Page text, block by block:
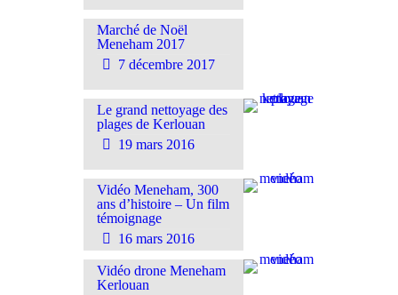
Marché de Noël
Meneham 2017
7 décembre 2017
Le grand nettoyage des
plages de Kerlouan
19 mars 2016
Vidéo Meneham, 300
ans d’histoire – Un film
témoignage
16 mars 2016
Vidéo drone Meneham
Kerlouan